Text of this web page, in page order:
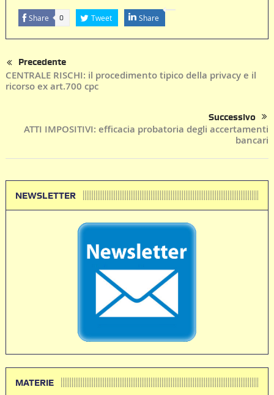
Share 0 Tweet Share
Precedente
CENTRALE RISCHI: il procedimento tipico della privacy e il
ricorso ex art.700 cpc
Successivo
ATTI IMPOSITIVI: efficacia probatoria degli accertamenti
bancari
NEWSLETTER
MATERIE